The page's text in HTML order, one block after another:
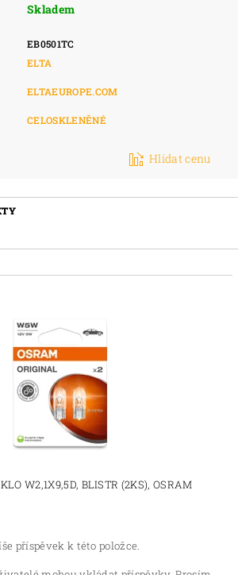
Skladem
EB0501TC
ELTA
ELTAEUROPE.COM
CELOSKLENĚNÉ
Hlídat cenu
W2,1X9,5D, BLISTR (2KS), OSRAM
příspěvek k této položce.